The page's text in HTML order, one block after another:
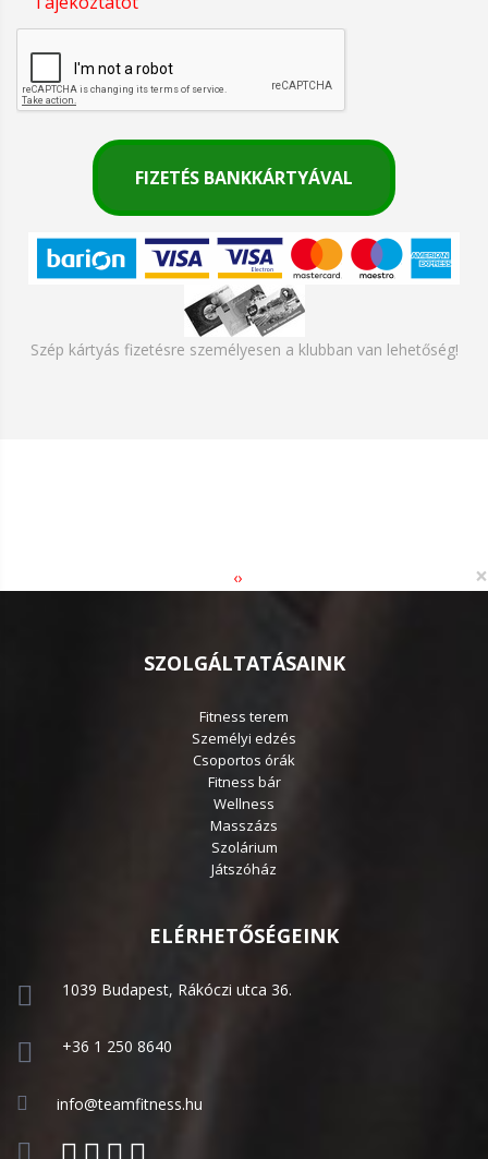
Szép kártyás fizetésre személyesen a klubban van lehetőség!
‹› ×
SZOLGÁLTATÁSAINK
Fitness terem
Személyi edzés
Csoportos órák
Fitness bár
Wellness
Masszázs
Szolárium
Játszóház
ELÉRHETŐSÉGEINK
1039 Budapest, Rákóczi utca 36.
+36 1 250 8640
info@teamfitness.hu